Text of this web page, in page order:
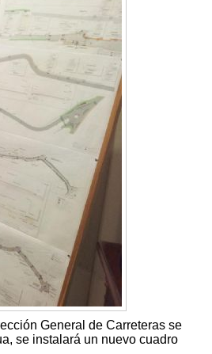
General de Carreteras se
se instalará un nuevo cuadro